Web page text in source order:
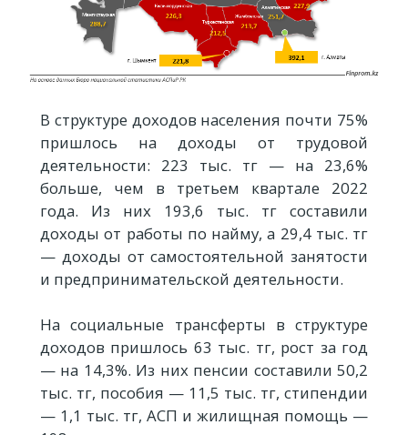
В структуре доходов населения почти 75%
пришлось на доходы от трудовой
деятельности: 223 тыс. тг — на 23,6%
больше, чем в третьем квартале 2022
года. Из них 193,6 тыс. тг составили
доходы от работы по найму, а 29,4 тыс. тг
— доходы от самостоятельной занятости
и предпринимательской деятельности.
На социальные трансферты в структуре
доходов пришлось 63 тыс. тг, рост за год
— на 14,3%. Из них пенсии составили 50,2
тыс. тг, пособия — 11,5 тыс. тг, стипендии
— 1,1 тыс. тг, АСП и жилищная помощь —